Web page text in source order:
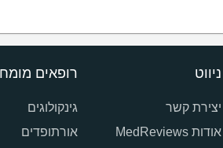
ניווט
יצירת קשר
אודות MedReviews
רופאים
גינקולוגים
אורתופדים